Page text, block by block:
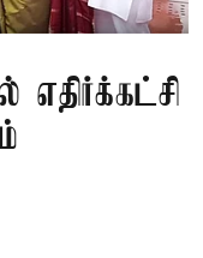
எதிர்க்கட்சி